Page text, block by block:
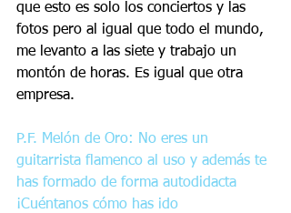
que esto es solo los conciertos y las
fotos pero al igual que todo el mundo,
me levanto a las siete y trabajo un
montón de horas. Es igual que otra
empresa.
P.F. Melón de Oro: No eres un
guitarrista flamenco al uso y además te
has formado de forma autodidacta
¡Cuéntanos cómo has ido